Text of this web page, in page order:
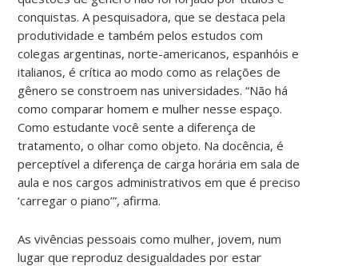
conquistas. A pesquisadora, que se destaca pela
produtividade e também pelos estudos com
colegas argentinas, norte-americanos, espanhóis e
italianos, é crítica ao modo como as relações de
gênero se constroem nas universidades. “Não há
como comparar homem e mulher nesse espaço.
Como estudante você sente a diferença de
tratamento, o olhar como objeto. Na docência, é
perceptível a diferença de carga horária em sala de
aula e nos cargos administrativos em que é preciso
‘carregar o piano’”, afirma.
As vivências pessoais como mulher, jovem, num
lugar que reproduz desigualdades por estar